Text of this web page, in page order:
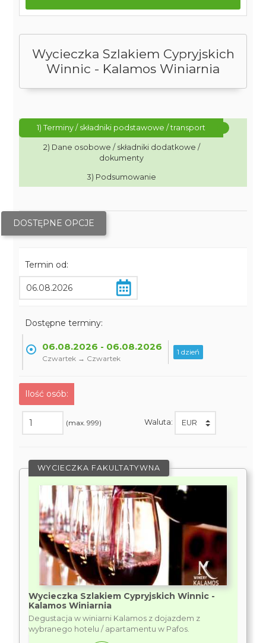
Wycieczka Szlakiem Cypryjskich
Winnic - Kalamos Winiarnia
1) Terminy / składniki podstawowe / transport
2) Dane osobowe / składniki dodatkowe /
dokumenty
3) Podsumowanie
DOSTĘPNE OPCJE
Termin od:
Dostępne terminy:
06.08.2026 - 06.08.2026
Czwartek → Czwartek
1 dzień
Ilość osób:
(max. 999) Waluta:
WYCIECZKA FAKULTATYWNA
Wycieczka Szlakiem Cypryjskich Winnic -
Kalamos Winiarnia
Degustacja w winiarni Kalamos z dojazdem z
wybranego hotelu / apartamentu w Pafos.